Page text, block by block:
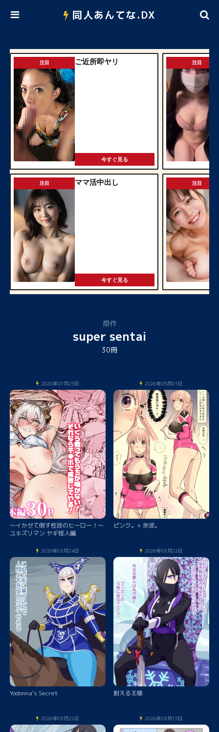
同人あんてな.DX
注目 ご近所即ヤリ
今すぐ見る
注目 ママ活中出し
今すぐ見る
注目
注目
原作
super sentai
30冊
2026年07月25日
～イかせて倒す性技のヒーロー！～
ユキズリマン ヤギ怪人編
2026年05月01日
ピンク。+ 余波。
2026年03月24日
Yodonna’s Secret
2026年03月22日
耐える王様
2026年03月22日 2026年03月15日